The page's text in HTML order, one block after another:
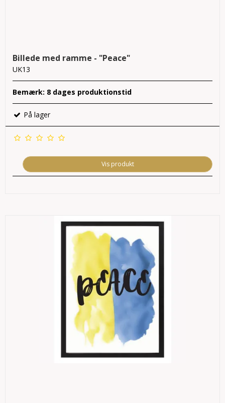
Billede med ramme - "Peace"
UK13
Bemærk: 8 dages produktionstid
På lager
Vis produkt